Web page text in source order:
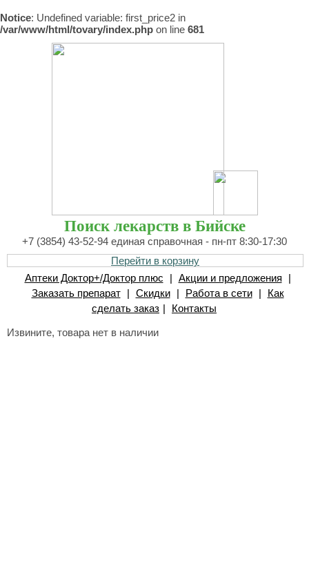
Notice: Undefined variable: first_price2 in
/var/www/html/tovary/index.php on line 681
Поиск лекарств в Бийске
+7 (3854) 43-52-94 единая справочная - пн-пт 8:30-17:30
Перейти в корзину
Аптеки Доктор+/Доктор плюс
| Акции и предложения
|
Заказать препарат
| Скидки | Работа в сети |
Как
сделать заказ | Контакты
Извините, товара нет в наличии